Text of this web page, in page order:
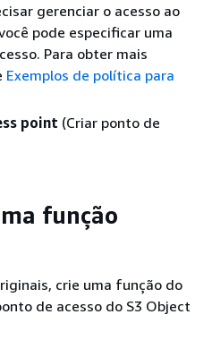
gerenciar o acesso ao
pode especificar uma
Para obter mais
Exemplos de política para
point (Criar ponto de
função
crie uma função do
de acesso do S3 Object